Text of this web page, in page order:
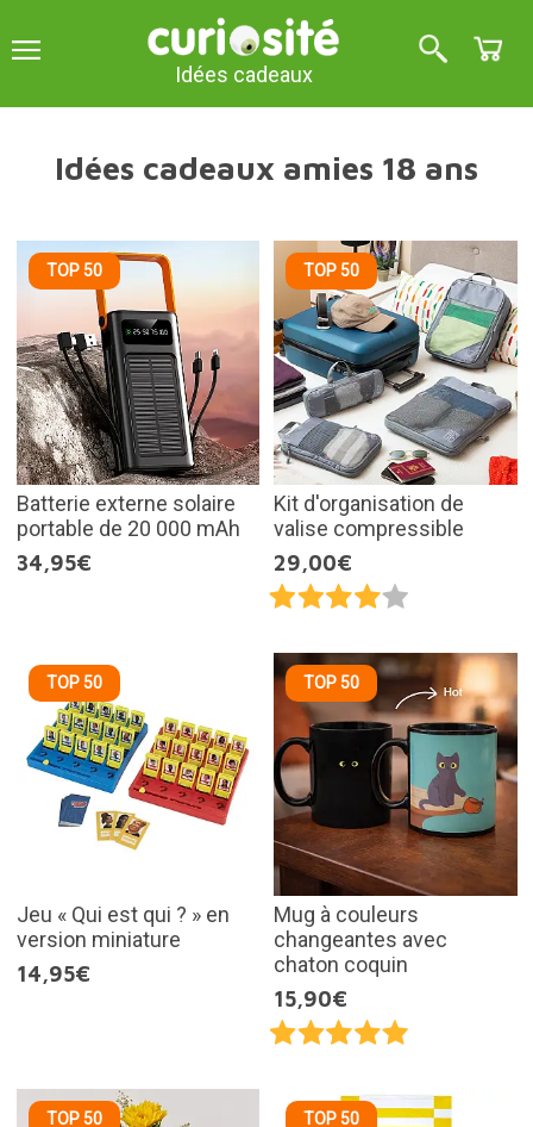
Idées cadeaux
Idées cadeaux amies 18 ans
TOP 50
Batterie externe solaire
portable de 20 000 mAh
34,95€
TOP 50
Kit d'organisation de
valise compressible
29,00€
TOP 50
Jeu « Qui est qui ? » en
version miniature
14,95€
TOP 50
Mug à couleurs
changeantes avec
chaton coquin
15,90€
TOP 50 TOP 50